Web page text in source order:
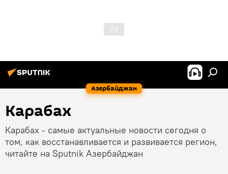
Азербайджан
Карабах
Карабах - самые актуальные новости сегодня о
том, как восстанавливается и развивается регион,
читайте на Sputnik Азербайджан